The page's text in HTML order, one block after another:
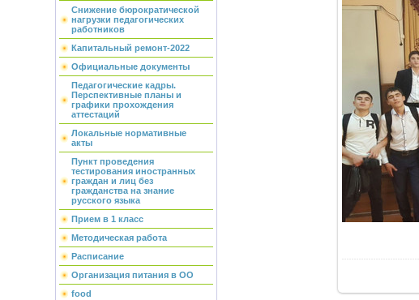
Снижение бюрократической
нагрузки педагогических
работников
Капитальный ремонт-2022
Официальные документы
Педагогические кадры.
Перспективные планы и
графики прохождения
аттестаций
Локальные нормативные
акты
Пункт проведения
тестирования иностранных
граждан и лиц без
гражданства на знание
русского языка
Прием в 1 класс
Методическая работа
Расписание
Организация питания в ОО
food